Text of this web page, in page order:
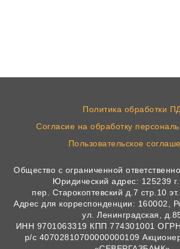
Политика обработки ПД
Согласие на обработку
Пользовательское
Общество с ограниченной
Юридический адрес: 125239
пер. Старокоптевский д.7 стр.10
Адрес для корреспонденции: 160002,
ул. Ленинградская,
ИНН 9701063319 КПП 774301001 ОГРН
р/с 40702810700000000109